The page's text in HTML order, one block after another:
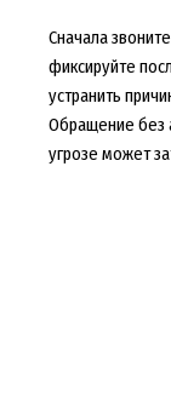
Сначала
фиксируйте
устранить
Обращение без
угрозе может